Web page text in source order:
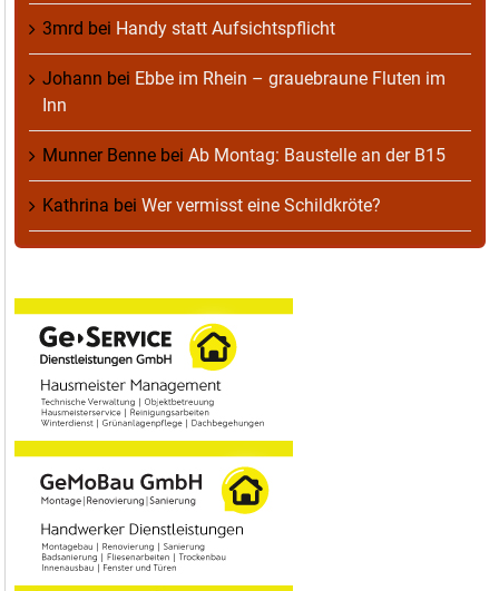
3mrd bei Handy statt Aufsichtspflicht
Johann bei Ebbe im Rhein – grauebraune Fluten im
Inn
Munner Benne bei Ab Montag: Baustelle an der B15
Kathrina bei Wer vermisst eine Schildkröte?